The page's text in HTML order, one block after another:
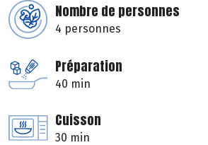
Nombre de personnes
4 personnes
Préparation
40 min
Cuisson
30 min